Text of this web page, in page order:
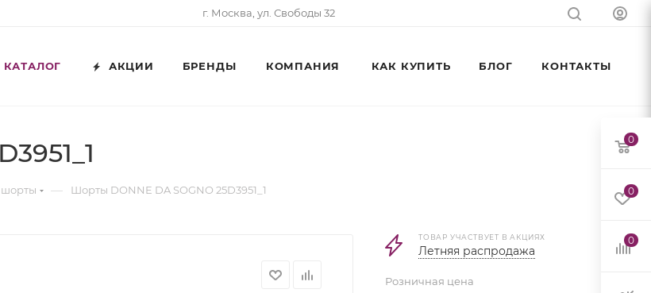
г. Москва, ул. Свободы 32
КАТАЛОГ АКЦИИ БРЕНДЫ КОМПАНИЯ КАК КУПИТЬ БЛОГ КОНТАКТЫ
— Шорты DONNE DA SOGNO 25D3951_1
ТОВАР УЧАСТВУЕТ В АКЦИЯХ
Летняя распродажа
Розничная цена
0
0
0